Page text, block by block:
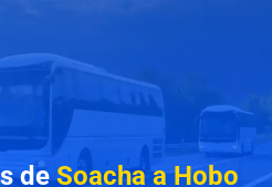
deSoacha a Hobo